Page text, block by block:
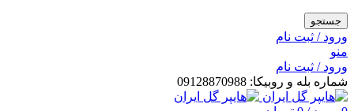
جستجو
ورود / ثبت نام
منو
ورود / ثبت نام
شماره بله و روبیکا: 09128870988